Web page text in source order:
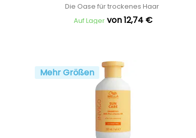
Die Oase für trockenes Haar
Auf Lager von 12,74 €
Mehr Größen